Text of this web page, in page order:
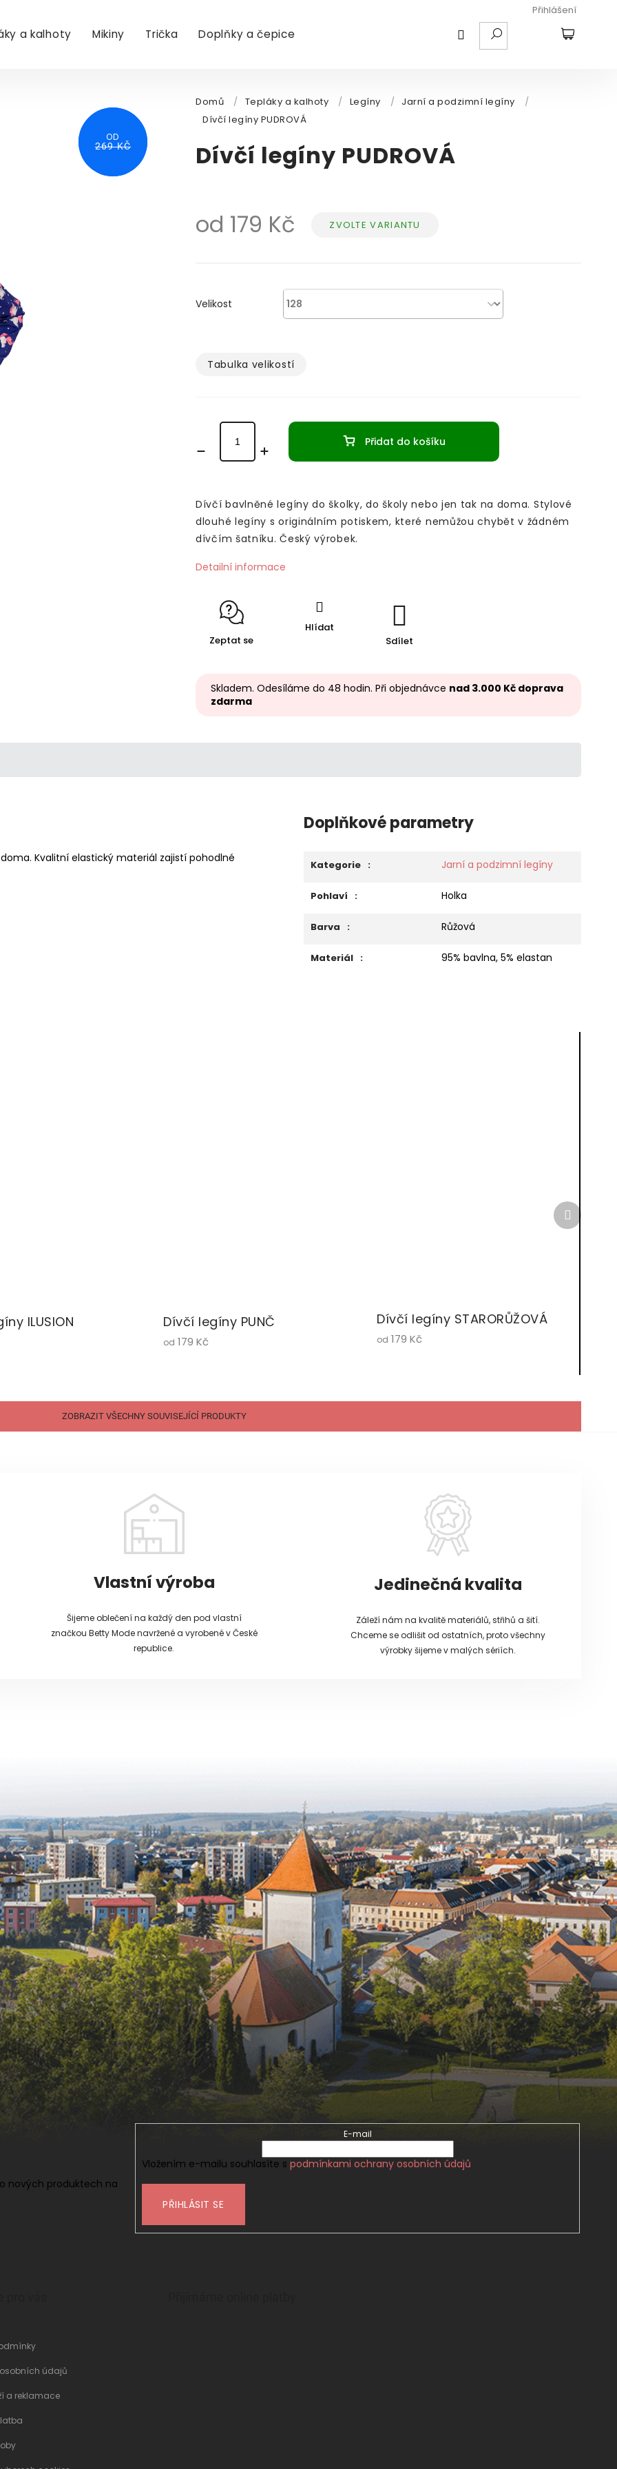
Přihlášení
HLEDAT
NÁKUPNÍ
a kalhoty Mikiny Trička Doplňky a čepice
OD
252 KČ
OD
269 KČ
Domů / Tepláky a kalhoty / Legíny / Jarní a podzimní legíny
/
Dívčí legíny PUDROVÁ
Dívčí legíny PUDROVÁ
od 179 Kč Měrná
ZVOLTE VARIANTU
Velikost
Tabulka velikostí­
Přidat do košíku
Dívčí bavlněné legíny do školky, do školy nebo jen tak na doma. Stylové
dlouhé legíny s originálním potiskem, které nemůžou chybět v žádném
dívčím šatníku. Český výrobek.
Detailní informace
Zeptat se
Hlídat
Sdílet
Skladem. Odesíláme do 48 hodin. Při objednávce nad 3.000 Kč doprava
zdarma
Kvalitní elastický materiál zajistí pohodlné
Doplňkové parametry
Kategorie : Jarní a podzimní legíny
Pohlaví : Holka
Barva : Růžová
Materiál : 95% bavlna, 5% elastan
ILUSION Dívčí legíny PUNČ
od 179 Kč
Dívčí legíny STARORŮŽOVÁ
od 179 Kč
ZOBRAZIT VŠECHNY SOUVISEJÍCÍ PRODUKTY
Další
produkt
Vlastní výroba
Šijeme oblečení na každý den pod vlastní
značkou Betty Mode navržené a vyrobené v České
republice.
Jedinečná kvalita
Záleží nám na kvalitě materiálů, střihů a šití.
Chceme se odlišit od ostatních, proto všechny
výrobky šijeme v malých sériích.
nových produktech na
E-mail
Vložením e-mailu souhlasíte s podmínkami ochrany osobních údajů
PŘIHLÁSIT SE
údajů
a reklamace